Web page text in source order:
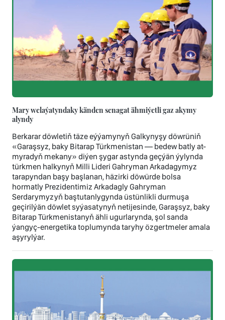
Mary welaýatyndaky känden senagat ähmiýetli gaz akymy
alyndy
Berkarar döwletiň täze eýýamynyň Galkynyşy döwrüniň
«Garaşsyz, baky Bitarap Türkmenistan — bedew batly at-
myradyň mekany» diýen şygar astynda geçýän ýylynda
türkmen halkynyň Milli Lideri Gahryman Arkadagymyz
tarapyndan başy başlanan, häzirki döwürde bolsa
hormatly Prezidentimiz Arkadagly Gahryman
Serdarymyzyň baştutanlygynda üstünlikli durmuşa
geçirilýän döwlet syýasatynyň netijesinde, Garaşsyz, baky
Bitarap Türkmenistanyň ähli ugurlarynda, şol sanda
ýangyç-energetika toplumynda taryhy özgertmeler amala
aşyrylýar.